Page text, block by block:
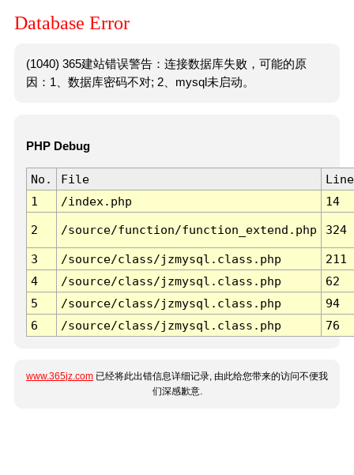
Database Error
(1040) 365建站错误警告：连接数据库失败，可能的原
因：1、数据库密码不对; 2、mysql未启动。
PHP Debug
No. File
Line
1
/index.php 14
2 /source/function/function_extend.php 324
3 /source/class/jzmysql.class.php
211
4
/source/class/jzmysql.class.php
62
5
/source/class/jzmysql.class.php
94
6
/source/class/jzmysql.class.php 76
www.365jz.com 已经将此出错信息详细记录, 由此给您带来的访问不便我
们深感歉意.